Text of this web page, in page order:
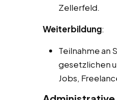
Zellerfeld.
Weiterbildung:
Teilnahme an
gesetzlichen
Jobs,